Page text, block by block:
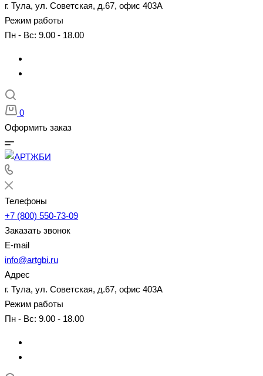
г. Тула, ул. Советская, д.67, офис 403А
Режим работы
Пн - Вс: 9.00 - 18.00
0
Оформить заказ
Телефоны
+7 (800) 550-73-09
Заказать звонок
E-mail
info@artgbi.ru
Адрес
г. Тула, ул. Советская, д.67, офис 403А
Режим работы
Пн - Вс: 9.00 - 18.00